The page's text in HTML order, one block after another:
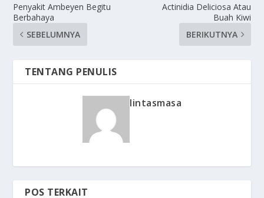
Penyakit Ambeyen Begitu
Berbahaya
SEBELUMNYA
Actinidia Deliciosa Atau
Buah Kiwi
BERIKUTNYA
TENTANG PENULIS
lintasmasa
POS TERKAIT